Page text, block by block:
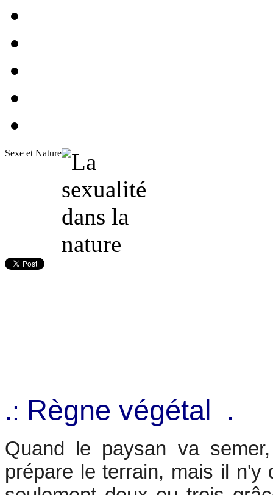
Sexe et Nature
.: Règne végétal .
Quand le paysan va
prépare le terrain, mais il n'y